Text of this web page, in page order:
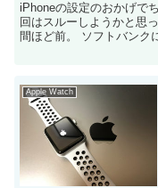
iPhoneの設定のおかげで
回はスルーしようかと思
間ほど前。 ソフトバンク
Apple Watch